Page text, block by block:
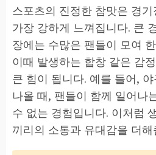
스포츠의 진정한 참맛은 경
가장 강하게 느껴집니다. 큰
장에는 수많은 팬들이 모여
이때 발생하는 합창 같은 감
큰 힘이 됩니다. 예를 들어,
나올 때, 팬들이 함께 일어나
수 없는 경험입니다. 이처럼
끼리의 소통과 유대감을 더해